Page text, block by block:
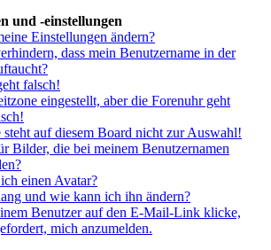
und -einstellungen
Einstellungen ändern?
dass mein Benutzername in der
falsch!
eingestellt, aber die Forenuhr geht
steht auf diesem Board nicht zur Auswahl!
Bilder, die bei meinem Benutzernamen
einen Avatar?
und wie kann ich ihn ändern?
Benutzer auf den E-Mail-Link klicke,
mich anzumelden.